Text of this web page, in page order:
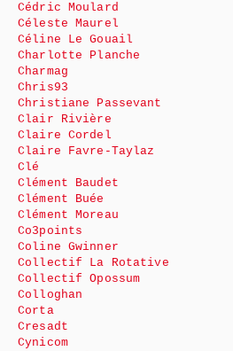
Cédric Moulard
Céleste Maurel
Céline Le Gouail
Charlotte Planche
Charmag
Chris93
Christiane Passevant
Clair Rivière
Claire Cordel
Claire Favre-Taylaz
Clé
Clément Baudet
Clément Buée
Clément Moreau
Co3points
Coline Gwinner
Collectif La Rotative
Collectif Opossum
Colloghan
Corta
Cresadt
Cynicom